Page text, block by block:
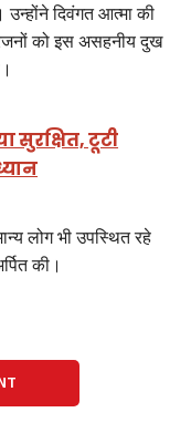
दिवंगत आत्मा की
को इस असहनीय दुख
सुरक्षित, टूटी
लोग भी उपस्थित रहे
की।